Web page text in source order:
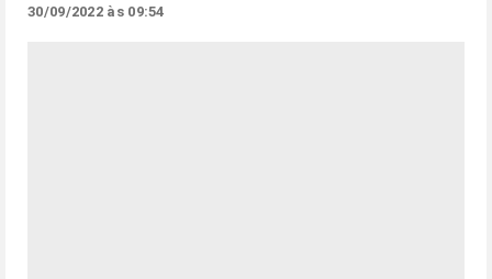
30/09/2022 às 09:54